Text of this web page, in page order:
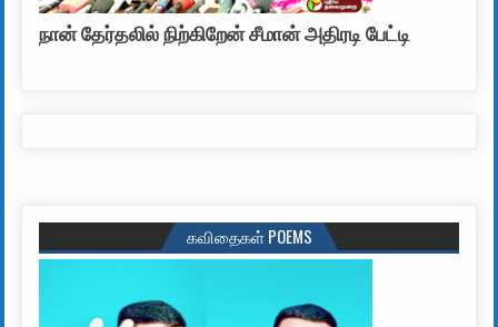
நான் தேர்தலில் நிற்கிறேன் சீமான் அதிரடி பேட்டி
கவிதைகள் POEMS